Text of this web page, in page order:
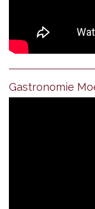
Gastronomie